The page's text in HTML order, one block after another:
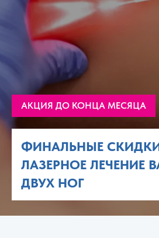
АКЦИЯ ДО КОНЦА МЕСЯЦА
ФИНАЛЬНЫЕ
ЛАЗЕРНОЕ ЛЕЧЕНИЕ
ДВУХ НОГ